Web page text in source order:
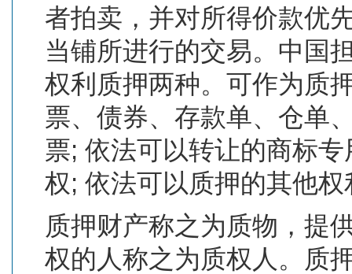
者拍卖，并对所得价款优
当铺所进行的交易。中国
权利质押两种。可作为质
票、债券、存款单、仓单
票; 依法可以转让的商标
权; 依法可以质押的其他权
质押财产称之为质物，提
权的人称之为质权人。质